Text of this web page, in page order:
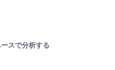
スで分析する